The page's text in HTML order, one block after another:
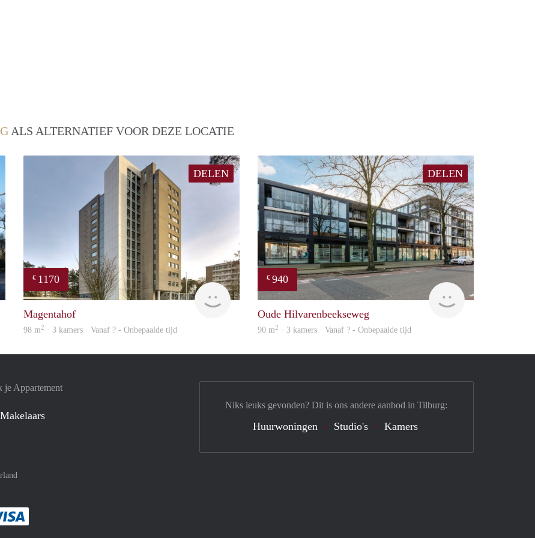
ALS ALTERNATIEF VOOR DEZE LOCATIE
rent
DELEN
€ 1170
Woning
Magentahof
98 m2 · 3 kamers · Vanaf ? - Onbepaalde tijd
DELEN
€ 940
Oude Hilvarenbeekseweg
90 m2 · 3 kamers · Vanaf ? - Onbepaalde tijd
je Appartement
Paypalaf met Mastercard
gemakkelijk af met Meastro
Niks leuks gevonden? Dit is ons andere aanbod in Tilburg:
Huurwoningen Studio's Kamers